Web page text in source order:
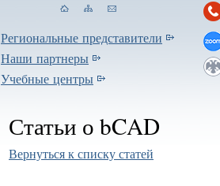
Региональные представители
Наши партнеры
Учебные центры
Статьи о bCAD
Вернуться к списку статей